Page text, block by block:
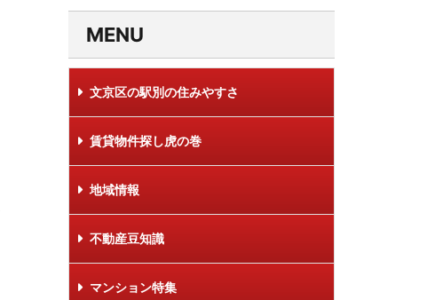
MENU
文京区の駅別の住みやすさ
賃貸物件探し虎の巻
地域情報
不動産豆知識
マンション特集